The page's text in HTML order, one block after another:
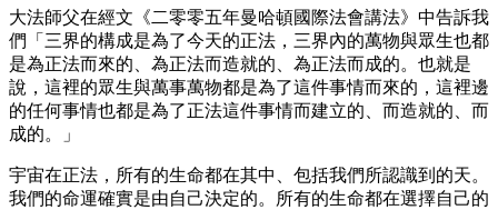
大法師父在經文《二零零五年曼哈頓國際法會講法》中告訴我
們「三界的構成是為了今天的正法，三界內的萬物與眾生也都
是為正法而來的、為正法而造就的、為正法而成的。也就是
說，這裡的眾生與萬事萬物都是為了這件事情而來的，這裡邊
的任何事情也都是為了正法這件事情而建立的、而造就的、而
成的。」
宇宙在正法，所有的生命都在其中、包括我們所認識到的天。
我們的命運確實是由自己決定的。所有的生命都在選擇自己的